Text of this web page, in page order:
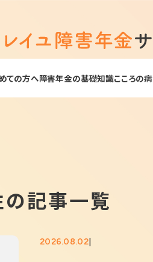
ての方へ障害年金の基礎知識こころの
の記事一覧
2026.08.02